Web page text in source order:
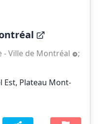
Ville de Montréal
;
Est, Plateau Mont-